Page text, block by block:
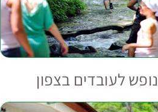
נופש לעובדים בצפון